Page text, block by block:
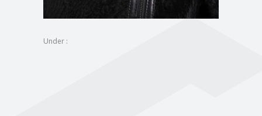
Under :